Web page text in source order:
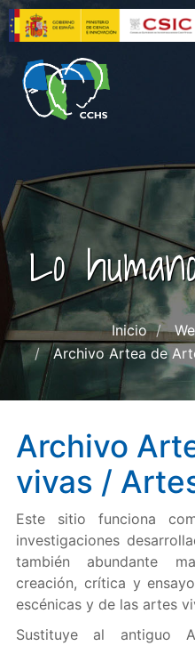
Pasar
al
contenido
principal
Lo
Inicio
Archivo Artea de
Archivo
vivas /
Este sitio funciona
investigaciones
también abundante
creación, crítica y
escénicas y de las artes
Sustituye al antiguo